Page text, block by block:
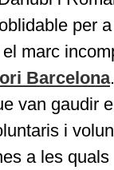
per
marc
Barcelona
van gaudir
i
a les quals